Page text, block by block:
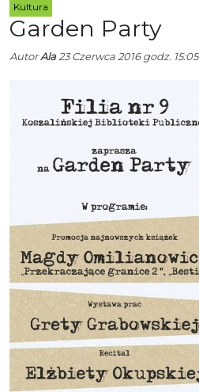
Kultura
Garden Party
AutorAla23 Czerwca 2016 godz. 15:05